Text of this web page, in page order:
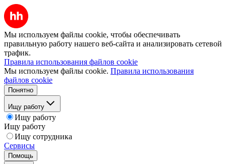
Мы используем файлы cookie, чтобы обеспечивать
правильную работу нашего веб-сайта и анализировать сетевой
трафик.
Правила использования файлов cookie
Мы используем файлы cookie. Правила использования
файлов cookie
Понятно
Ищу работу
Ищу работу
Ищу работу
Ищу сотрудника
Сервисы
Помощь